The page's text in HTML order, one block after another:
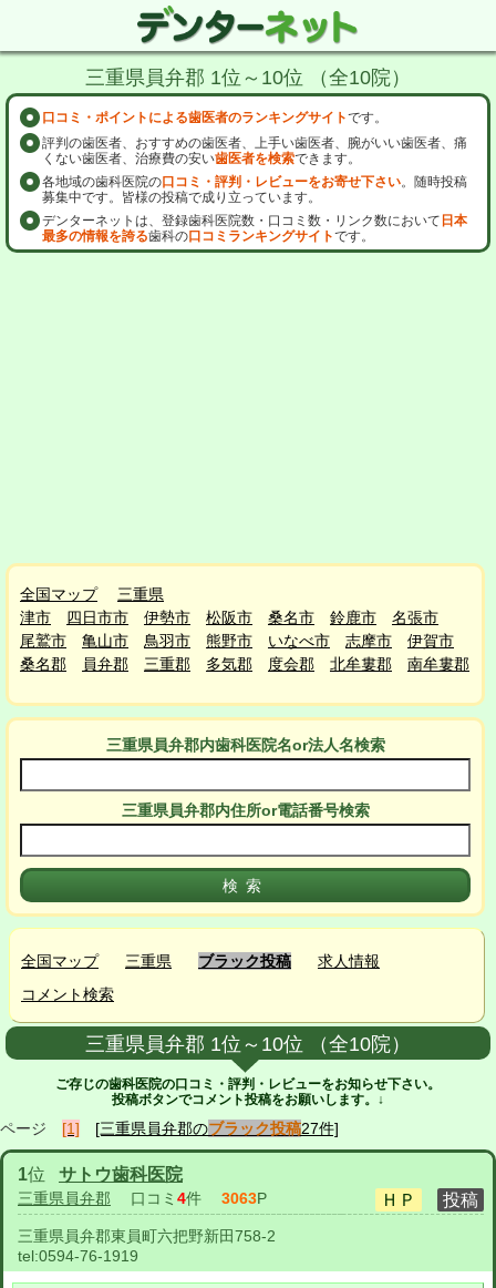
三重県員弁郡 1位～10位 （全10院）
口コミ・ポイントによる歯医者のランキングサイトです。
評判の歯医者、おすすめの歯医者、上手い歯医者、腕がいい歯医者、痛
くない歯医者、治療費の安い歯医者を検索できます。
各地域の歯科医院の口コミ・評判・レビューをお寄せ下さい。随時投稿
募集中です。皆様の投稿で成り立っています。
デンターネットは、登録歯科医院数・口コミ数・リンク数において 日本
最多の情報を誇る歯科の口コミランキングサイトです。
全国マップ
三重県
津市
四日市市 伊勢市 松阪市 桑名市 鈴鹿市
名張市
尾鷲市
亀山市 鳥羽市 熊野市 いなべ市 志摩市
伊賀市
桑名郡
員弁郡 三重郡 多気郡 度会郡 北牟婁郡 南牟婁郡
三重県員弁郡内歯科医院名or法人名検索
三重県員弁郡内住所or電話番号検索
全国マップ 三重県 ブラック投稿
求人情報
コメント検索
三重県員弁郡 1位～10位 （全10院）
ご存じの歯科医院の口コミ・評判・レビューをお知らせ下さい。
投稿ボタンでコメント投稿をお願いします。↓
ページ [1] [三重県員弁郡のブラック投稿27件]
1位 サトウ歯科医院
三重県員弁郡 口コミ 4件 3063P
三重県員弁郡東員町六把野新田758-2
tel:0594-76-1919